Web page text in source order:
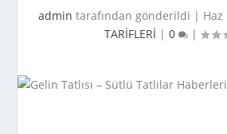
admin tarafından gönderildi | Haz
TARİFLERİ | 0 |